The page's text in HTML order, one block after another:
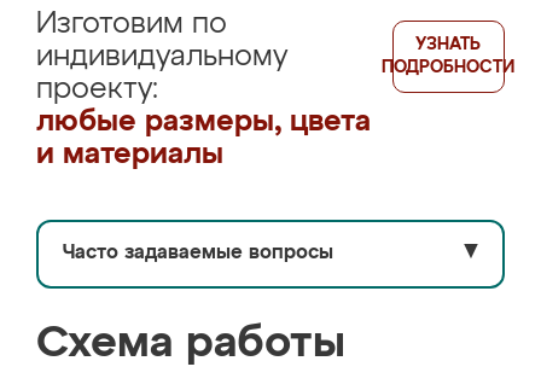
Изготовим по
индивидуальному
проекту:
любые размеры, цвета
и материалы
УЗНАТЬ
ПОДРОБНОСТИ
Часто задаваемые вопросы ▼
Схема работы